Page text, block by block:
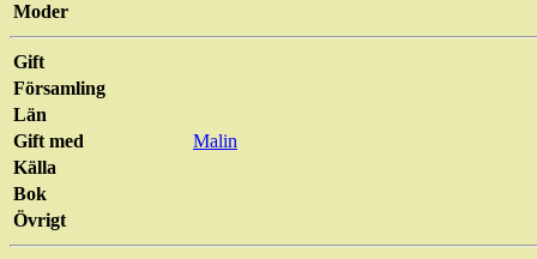
Moder
Gift
Församling
Län
Gift med
Malin
Källa
Bok
Övrigt